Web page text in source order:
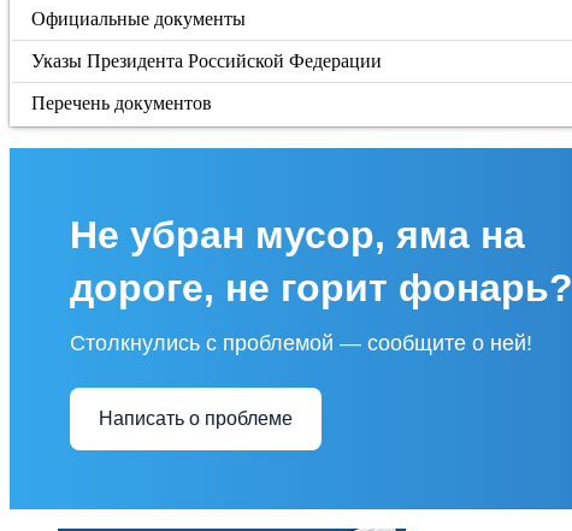
Официальные документы
Указы Президента Российской Федерации
Перечень документов
Не убран мусор, яма на
дороге, не горит фонарь?
Столкнулись с проблемой — сообщите о ней!
Написать о проблеме